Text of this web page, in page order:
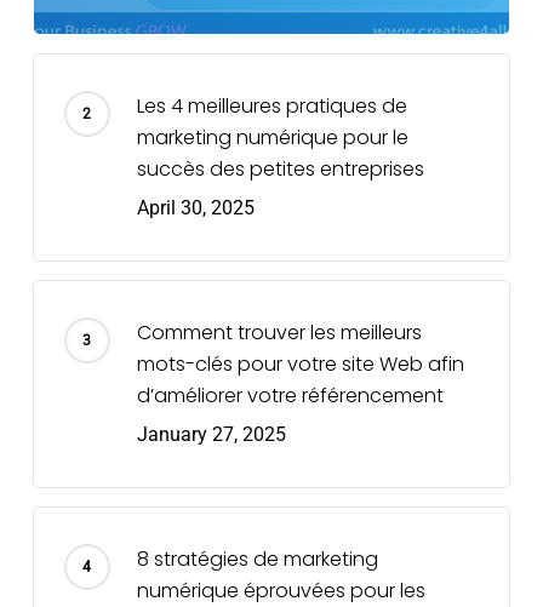
Les 4 meilleures pratiques de
marketing numérique pour le
succès des petites entreprises
April 30, 2025
Comment trouver les meilleurs
mots-clés pour votre site Web afin
d’améliorer votre référencement
January 27, 2025
8 stratégies de marketing
numérique éprouvées pour les